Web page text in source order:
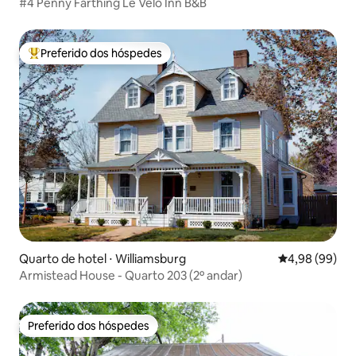
Entre os melhores preferidos dos hóspedes
Preferido dos hóspedes
Quarto de hotel ⋅ Williamsburg 4,98 de uma
4,98 (99)
Armistead House - Quarto 203 (2º andar)
Preferido dos hóspedes
Preferido dos hóspedes